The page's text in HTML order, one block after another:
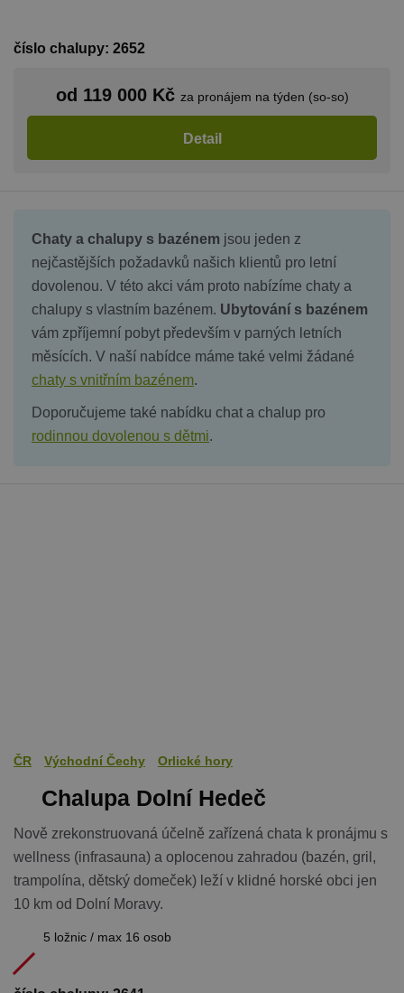
číslo chalupy: 2652
od 119 000 Kč za pronájem na týden (so-so)
Detail
Chaty a chalupy s bazénem jsou jeden z
nejčastějších požadavků našich klientů pro letní
dovolenou. V této akci vám proto nabízíme chaty a
chalupy s vlastním bazénem. Ubytování s bazénem
vám zpříjemní pobyt především v parných letních
měsících. V naší nabídce máme také velmi žádané
chaty s vnitřním bazénem.
Doporučujeme také nabídku chat a chalup pro
rodinnou dovolenou s dětmi.
ČR Východní Čechy Orlické hory
Chalupa Dolní Hedeč
Nově zrekonstruovaná účelně zařízená chata k pronájmu s
wellness (infrasauna) a oplocenou zahradou (bazén, gril,
trampolína, dětský domeček) leží v klidné horské obci jen
10 km od Dolní Moravy.
5 ložnic / max 16 osob